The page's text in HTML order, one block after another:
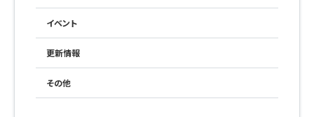
イベント
更新情報
その他